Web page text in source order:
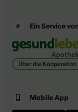
Ein Service
Über die Kooperation
Mobile App